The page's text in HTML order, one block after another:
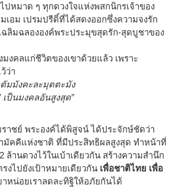
ปหมาด ๆ ทุกดวงใจแห่งพสกนิกรเจ้าของ
อม เปรมปรีดิ์ที่ได้สดงออกซึ่งความจงรัก
ฉลิมฉลององค์พระประมุขสุดรัก-สุดบูชาของ
งคลแก่ชีวิตของเขาด้วยแล้ว เพราะ
ว่า
มมังคะละมุตตะมัง
เป็นมงคลอันสูงสุด”
ราชย์ พระองค์ได้พิสูจน์ ได้ประจักษ์ชัดว่า
มัคคีแห่งชาติ ที่มีประสิทธิผลสูงสุด ทำหน้าที่
ล้านดวงไว้ในเบ้าเดียวกัน สร้างความสำนึก
งไปยังเป้าหมายเดียวกัน เพื่อชาติไทย เพื่อ
หน่อยเราลดละทิฐิให้อภัยกันได้